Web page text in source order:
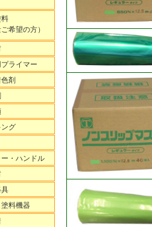
ご希望の方）
ライマー
剤
ング
ー・ハンドル
料機器